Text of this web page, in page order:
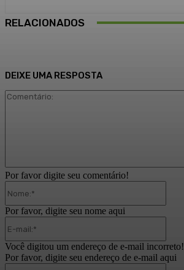
RELACIONADOS
DEIXE UMA RESPOSTA
Por favor digite seu comentário!
Por favor, digite seu nome aqui
Você digitou um endereço de e-mail incorreto!
Por favor, digite seu endereço de e-mail aqui